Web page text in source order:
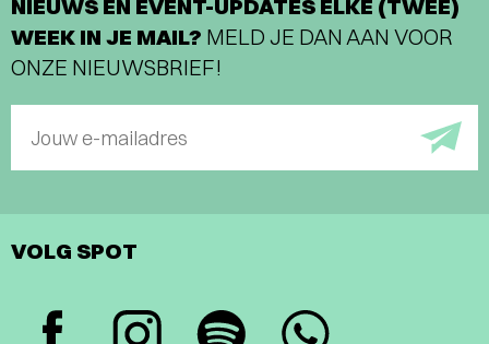
NIEUWS EN EVENT-UPDATES ELKE (TWEE)
WEEK IN JE MAIL? MELD JE DAN AAN VOOR
ONZE NIEUWSBRIEF!
Jouw e-mailadres
VOLG SPOT